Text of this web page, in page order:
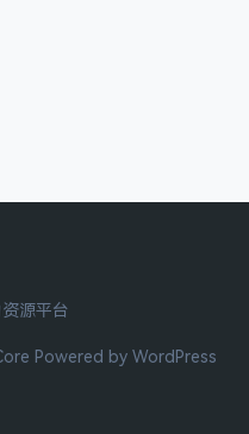
源平台
Powered by WordPress